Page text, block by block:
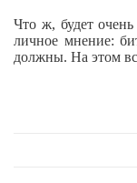
Что ж, будет
личное мнение:
должны. На этом